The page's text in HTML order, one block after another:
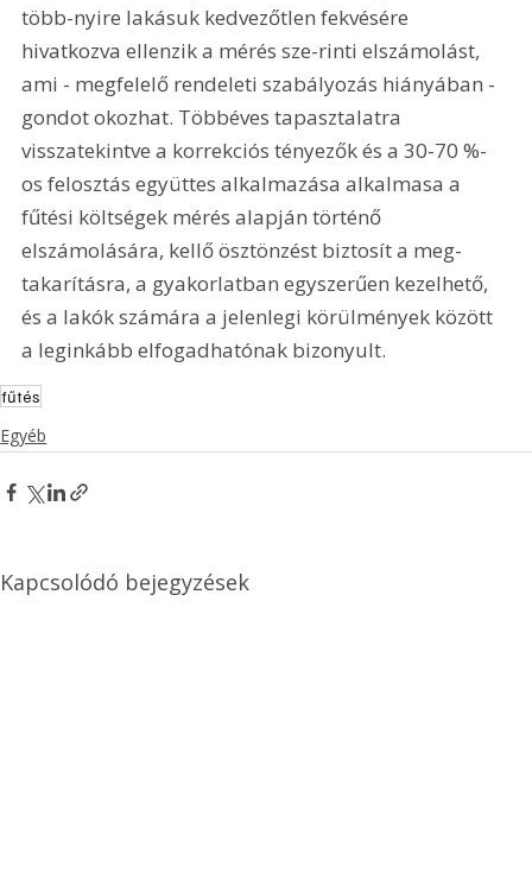
több-nyire lakásuk kedvezőtlen fekvésére
hivatkozva ellenzik a mérés sze-rinti elszámolást,
ami - megfelelő rendeleti szabályozás hiányában -
gondot okozhat. Többéves tapasztalatra
visszatekintve a korrekciós tényezők és a 30-70 %-
os felosztás együttes alkalmazása alkalmasa a
fűtési költségek mérés alapján történő
elszámolására, kellő ösztönzést biztosít a meg-
takarításra, a gyakorlatban egyszerűen kezelhető,
és a lakók számára a jelenlegi körülmények között
a leginkább elfogadhatónak bizonyult.
fűtés
Egyéb
Kapcsolódó bejegyzések